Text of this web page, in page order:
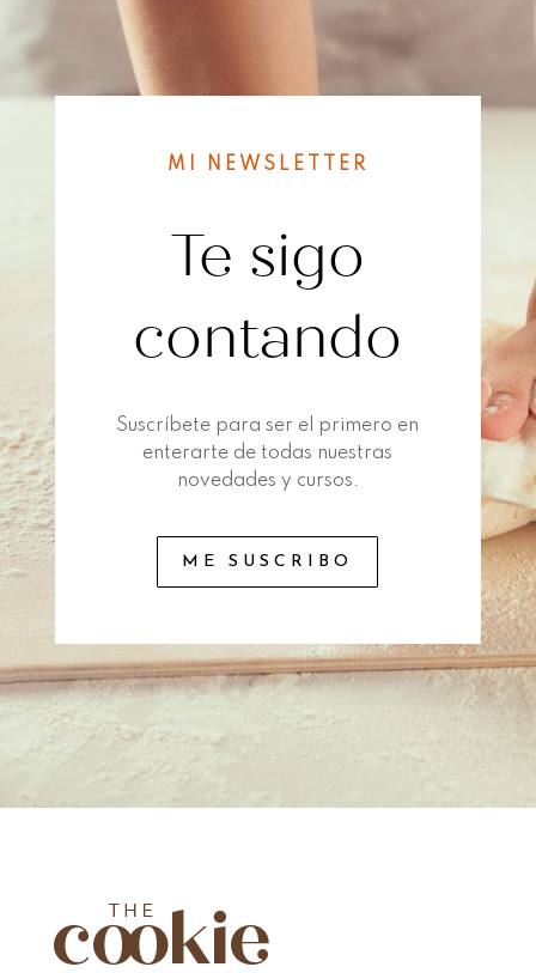
MI NEWSLETTER
Te sigo
contando
Suscríbete para ser el primero en
enterarte de todas nuestras
novedades y cursos.
ME SUSCRIBO